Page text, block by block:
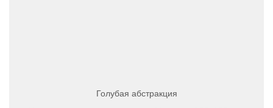
Голубая абстракция